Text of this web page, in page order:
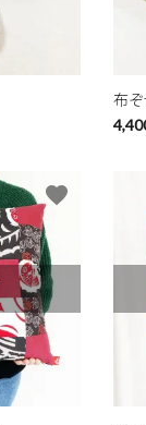
布ぞ
favorite